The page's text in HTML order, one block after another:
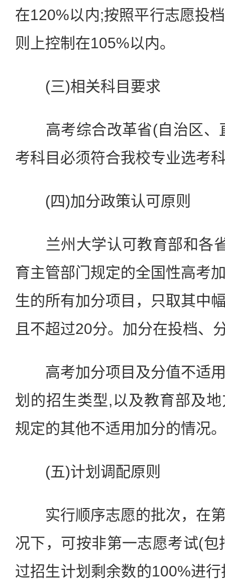
在120%以内;按照平行志愿投
则上控制在105%以内。
(三)相关科目要求
高考综合改革省(自治区、
考科目必须符合我校专业选考
(四)加分政策认可原则
兰州大学认可教育部和各
育主管部门规定的全国性高考
生的所有加分项目，只取其中
且不超过20分。加分在投档、
高考加分项目及分值不适用
划的招生类型,以及教育部及
规定的其他不适用加分的情况
(五)计划调配原则
实行顺序志愿的批次，在第
况下，可按非第一志愿考试(
过招生计划剩余数的100%进